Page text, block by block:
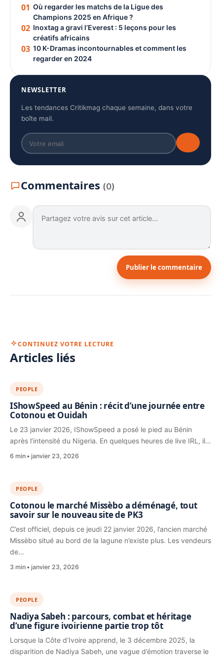
01 Où regarder les matchs de la Ligue des
Champions 2025 en Afrique ?
02 Inoxtag a gravi l’Everest : 5 leçons pour les
créatifs africains
03 10 K-Dramas incontournables et comment les
regarder en 2024
NEWSLETTER
Les tendances Critikmag chaque semaine, dans votre
boîte mail.
Commentaires (0)
Publier le commentaire
CONTINUEZ VOTRE LECTURE
Articles liés
PEOPLE
IShowSpeed au Bénin : récit d’une journée entre
Cotonou et Ouidah
Le 23 janvier 2026, IShowSpeed a posé le pied au Bénin
après l’intensité du Nigeria. En quelques heures de live IRL, il…
6 min janvier 23, 2026
PEOPLE
Cotonou le marché Missèbo a déménagé, tout
savoir sur le nouveau site de PK3
C’est officiel, depuis ce jeudi 22 janvier 2026, l’ancien marché
Missèbo situé au bord de la lagune n’existe plus. Les vendeurs
de…
3 min janvier 23, 2026
PEOPLE
Nadiya Sabeh : parcours, combat et héritage
d’une figure ivoirienne partie trop tôt
Lorsque la Côte d’Ivoire apprend, le 3 décembre 2025, la
disparition de Nadiya Sabeh, une vague d’émotion traverse le